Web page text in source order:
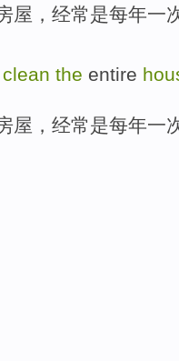
屋 ， 经常是每年一
clean the entire
屋 ， 经常是每年一